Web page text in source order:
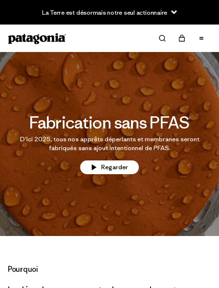
La Terre est désormais notre seul actionnaire
Fabrication sans PFAS
D’ici 2025, tous nos apprêts déperlants et membranes seront
fabriqués sans ajout intentionnel de PFAS.
Regarder
Pourquoi